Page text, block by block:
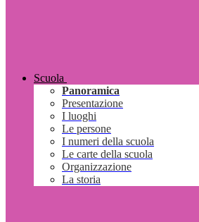
Scuola
Panoramica
Presentazione
I luoghi
Le persone
I numeri della scuola
Le carte della scuola
Organizzazione
La storia